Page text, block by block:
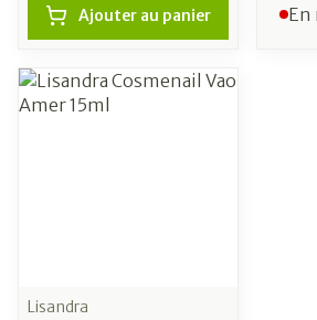
Ajouter au panier En
Lisandra